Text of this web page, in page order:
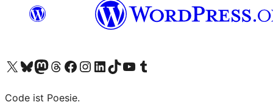
Das X-Konto (früher Twitter) von WordPress.org besuchen
Das Bluesky-Konto von WordPress.org besuchen
Das Mastodon-Konto von WordPress.org besuchen
Das Threads-Konto von WordPress.org besuchen
Die Facebook-Seite von WordPress.org besuchen
Das Instagram-Konto von WordPress.org besuchen
Das LinkedIn-Konto von WordPress.org besuchen
Das TikTok-Konto von WordPress.org besuchen
Den YouTube-Kanal von WordPress.org besuchen
Das Tumblr-Konto von WordPress.org besuchen
Code ist Poesie.